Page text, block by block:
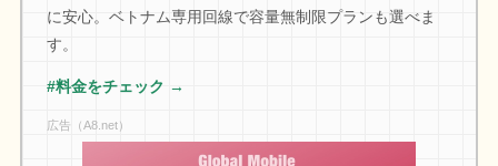
に安心。ベトナム専用回線で容量無制限プランも選べま
す。
#料金をチェック →
広告（A8.net）